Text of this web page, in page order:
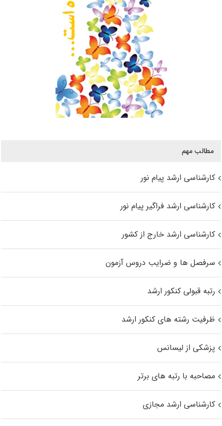
مطالب مهم
کارشناسی ارشد پیام نور
کارشناسی ارشد فراگیر پیام نور
کارشناسی ارشد خارج از کشور
سرفصل ها و ضرایب دروس آزمون
رتبه قبولی کنکور ارشد
ظرفیت رشته های کنکور ارشد
پزشکی از لیسانس
مصاحبه با رتبه های برتر
کارشناسی ارشد مجازی